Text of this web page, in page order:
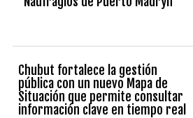
Chubut fortalece la gestión
pública con un nuevo Mapa de
Situación que permite consultar
información clave en tiempo real